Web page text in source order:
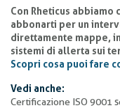
Con Rheticus
abbonarti per un
direttamente mappe,
sistemi di allerta sui
Scopri cosa puoi fare
Vedi anche:
Certificazione ISO 9001